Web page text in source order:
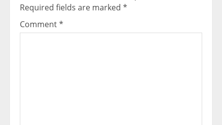
Required fields are marked *
Comment*